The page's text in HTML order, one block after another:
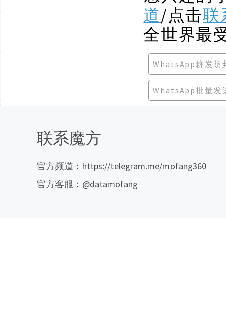
道/点击联
全世界最
WhatsApp群发防
WhatsApp批量发
联系魔方
官方频道：https://telegram.me/mofang360
官方客服：@datamofang